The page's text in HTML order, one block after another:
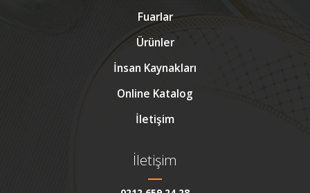
Fuarlar
Ürünler
İnsan Kaynakları
Online Katalog
İletişim
İletişim